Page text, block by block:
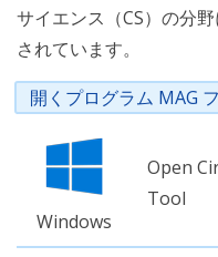
サイエンス（CS）の分
されています。
開くプログラム MAG
Windows
Open
Tool